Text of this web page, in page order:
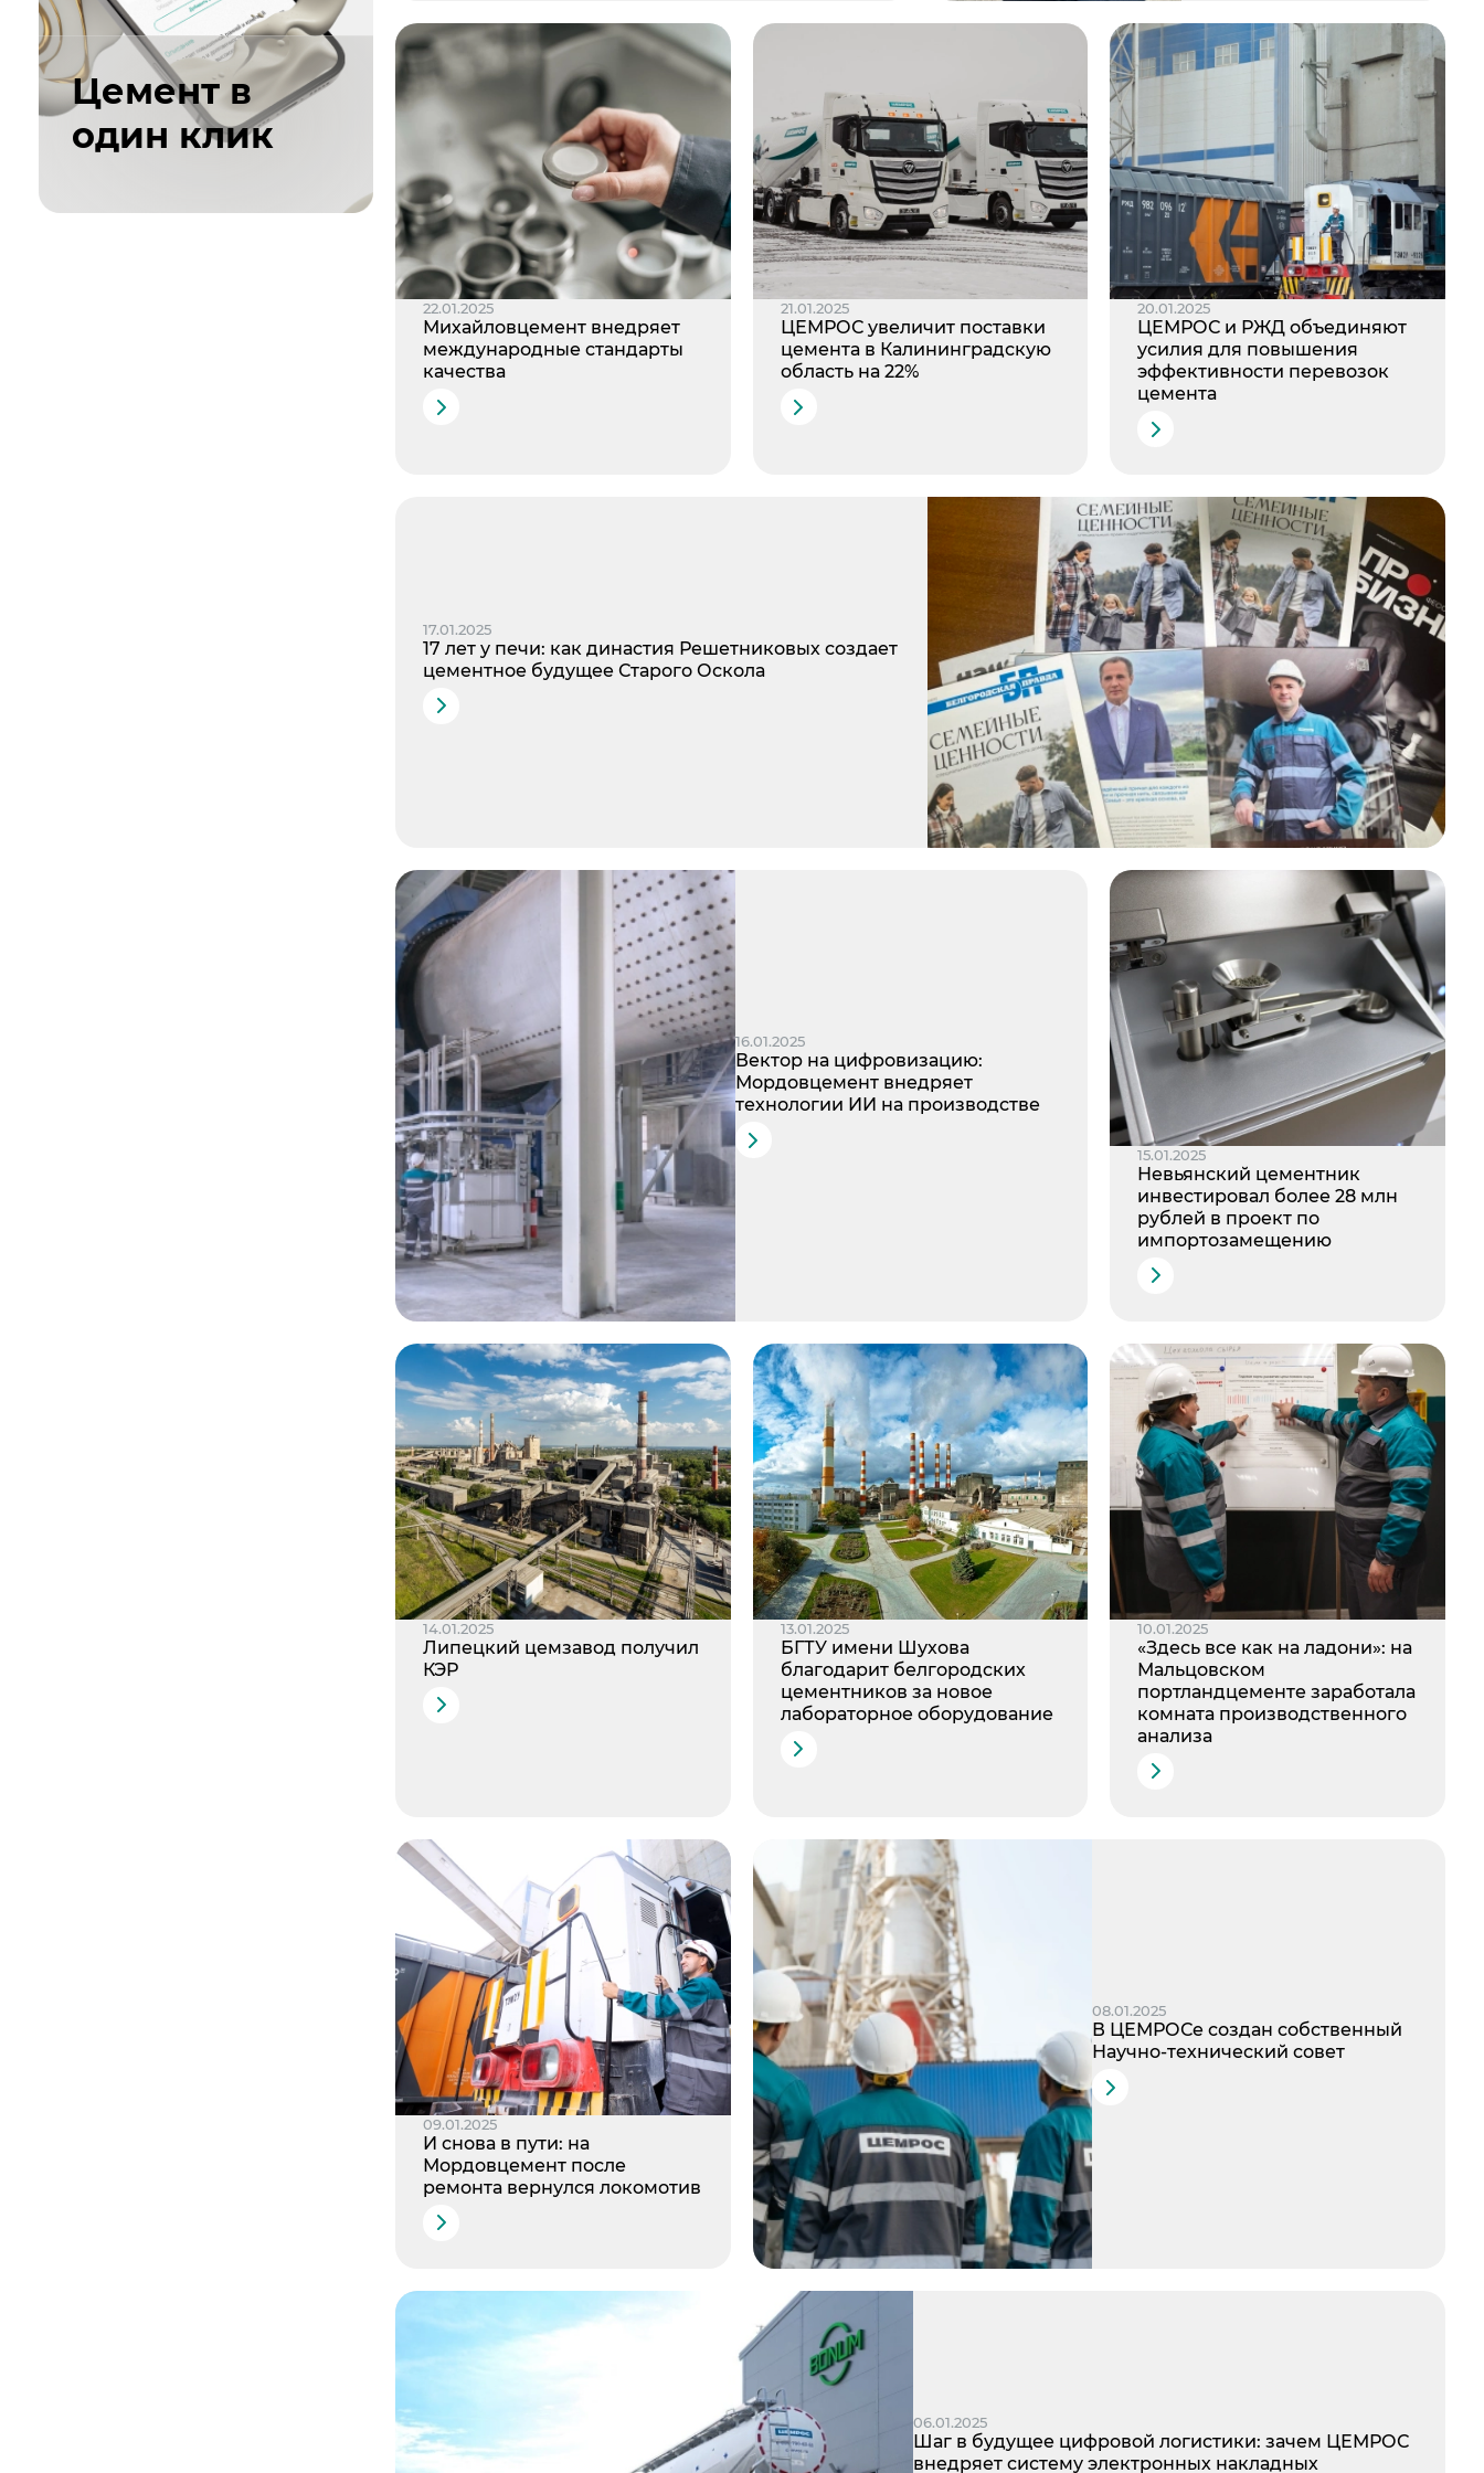
Цемент в
один клик
22.01.2025
Михайловцемент внедряет
международные стандарты
качества
21.01.2025
ЦЕМРОС увеличит поставки
цемента в Калининградскую
область на 22%
20.01.2025
ЦЕМРОС и РЖД объединяют
усилия для повышения
эффективности перевозок
цемента
17.01.2025
17 лет у печи: как династия Решетниковых создает
цементное будущее Старого Оскола
16.01.2025
Вектор на цифровизацию:
Мордовцемент внедряет
технологии ИИ на производстве
15.01.2025
Невьянский цементник
инвестировал более 28 млн
рублей в проект по
импортозамещению
14.01.2025
Липецкий цемзавод получил
КЭР
13.01.2025
БГТУ имени Шухова
благодарит белгородских
цементников за новое
лабораторное оборудование
10.01.2025
«Здесь все как на ладони»: на
Мальцовском
портландцементе заработала
комната производственного
анализа
09.01.2025
И снова в пути: на
Мордовцемент после
ремонта вернулся локомотив
08.01.2025
В ЦЕМРОСе создан собственный
Научно-технический совет
06.01.2025
Шаг в будущее цифровой логистики: зачем ЦЕМРОС
внедряет систему электронных накладных